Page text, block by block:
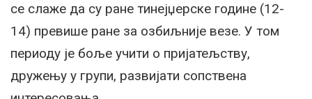
се слаже да су ране тинејџерске године (12-
14) превише ране за озбиљније везе. У том
периоду је боље учити о пријатељству,
дружењу у групи, развијати сопствена